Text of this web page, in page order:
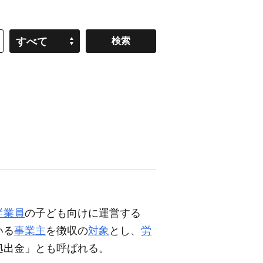
すべて
業員の子ども向けに運営する
る事業主を徴収の対象 とし、 労
金」とも呼ばれる。